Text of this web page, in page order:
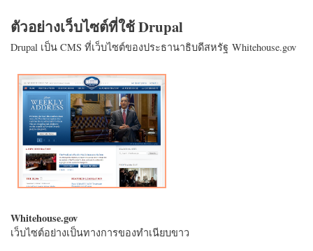
ตัวอย่างเว็บไซต์ที่ใช้ Drupal
Drupal เป็น CMS ที่เว็บไซต์ของประธานาธิบดีสหรัฐ Whitehouse.gov
Whitehouse.gov
เว็บไซต์อย่างเป็นทางการของทำเนียบขาว